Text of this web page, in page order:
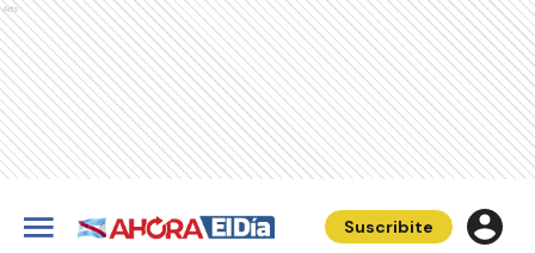
Ads
Suscribite